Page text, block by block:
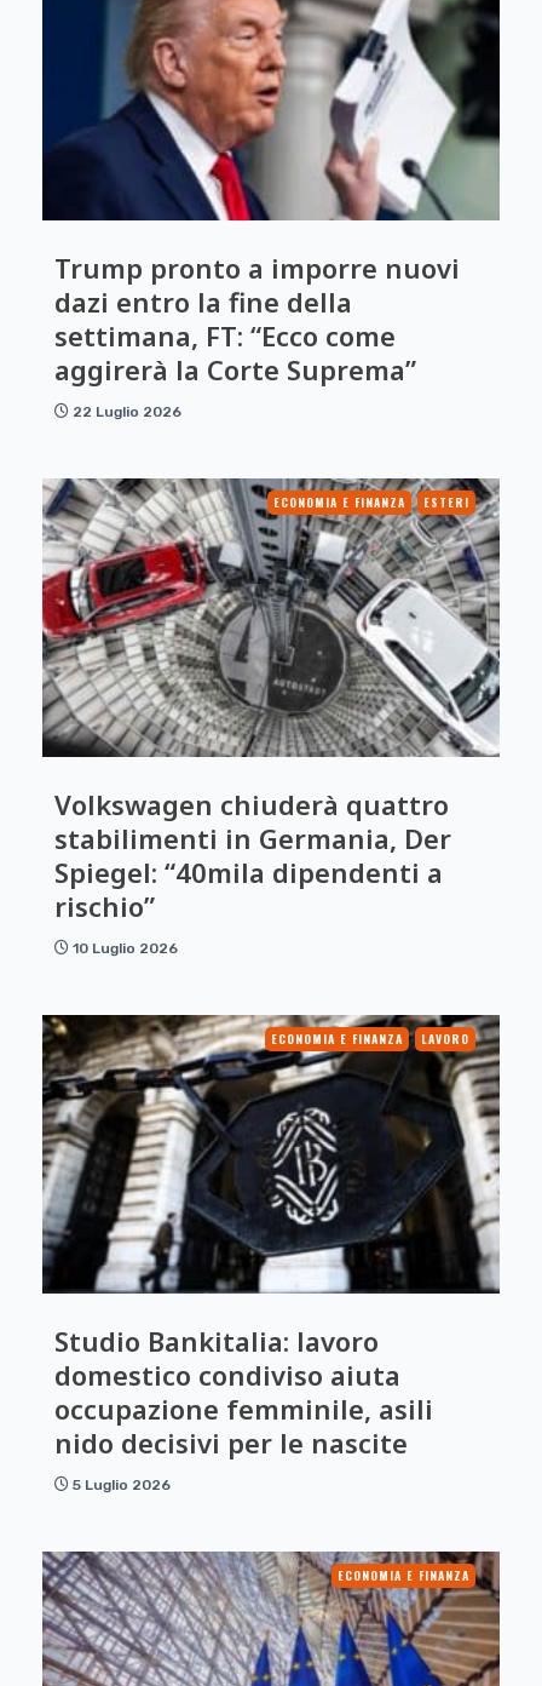
Trump pronto a imporre nuovi
dazi entro la fine della
settimana, FT: “Ecco come
aggirerà la Corte Suprema”
22 Luglio 2026
ECONOMIA E FINANZA ESTERI
Volkswagen chiuderà quattro
stabilimenti in Germania, Der
Spiegel: “40mila dipendenti a
rischio”
10 Luglio 2026
ECONOMIA E FINANZA LAVORO
Studio Bankitalia: lavoro
domestico condiviso aiuta
occupazione femminile, asili
nido decisivi per le nascite
5 Luglio 2026
ECONOMIA E FINANZA